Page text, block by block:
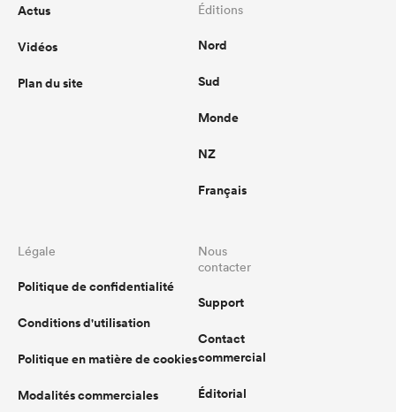
Actus
Vidéos
Plan du site
Éditions
Nord
Sud
Monde
NZ
Français
Légale
Politique de confidentialité
Conditions d'utilisation
Politique en matière de cookies
Modalités commerciales
Nous
contacter
Support
Contact
commercial
Éditorial